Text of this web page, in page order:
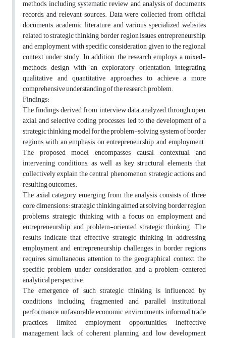
methods, including systematic review and analysis of documents,
records, and relevant sources. Data were collected from official
documents, academic literature, and various specialized websites
related to strategic thinking, border region issues, entrepreneurship,
and employment, with specific consideration given to the regional
context under study. In addition, the research employs a mixed-
methods design with an exploratory orientation, integrating
qualitative and quantitative approaches to achieve a more
comprehensive understanding of the research problem.
Findings:
The findings derived from interview data, analyzed through open,
axial, and selective coding processes, led to the development of a
strategic thinking model for the problem-solving system of border
regions with an emphasis on entrepreneurship and employment.
The proposed model encompasses causal, contextual, and
intervening conditions, as well as key structural elements that
collectively explain the central phenomenon, strategic actions, and
resulting outcomes.
The axial category emerging from the analysis consists of three
core dimensions: strategic thinking aimed at solving border region
problems, strategic thinking with a focus on employment and
entrepreneurship, and problem-oriented strategic thinking. The
results indicate that effective strategic thinking in addressing
employment and entrepreneurship challenges in border regions
requires simultaneous attention to the geographical context, the
specific problem under consideration, and a problem-centered
analytical perspective.
The emergence of such strategic thinking is influenced by
conditions including fragmented and parallel institutional
performance, unfavorable economic environments, informal trade
practices, limited employment opportunities, ineffective
management, lack of coherent planning, and low development